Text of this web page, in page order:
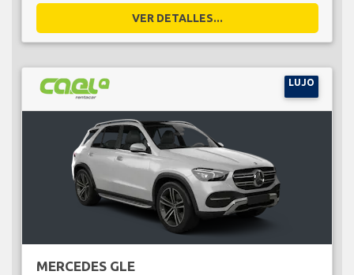
VER DETALLES...
LUJO
MERCEDES GLE